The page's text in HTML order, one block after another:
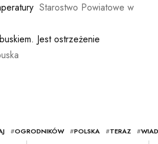
Starostwo Powiatowe w
Jest ostrzeżenie
#OGRODNIKÓW #POLSKA #TERAZ #